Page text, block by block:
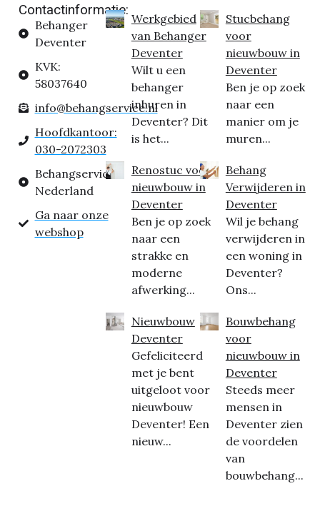
Contactinformatie:
Behanger
Deventer
KVK:
58037640
info@behangservice.nl
Hoofdkantoor:
030-2072303
Behangservice
Nederland
Ga naar onze
webshop
Werkgebied
van Behanger
Deventer
Wilt u een
behanger
inhuren in
Deventer? Dit
is het...
Renostuc voor
nieuwbouw in
Deventer
Ben je op zoek
naar een
strakke en
moderne
afwerking...
Nieuwbouw
Deventer
Gefeliciteerd
met je bent
uitgeloot voor
nieuwbouw
Deventer! Een
nieuw...
Stucbehang
voor
nieuwbouw in
Deventer
Ben je op zoek
naar een
manier om je
muren...
Behang
Verwijderen in
Deventer
Wil je behang
verwijderen in
een woning in
Deventer?
Ons...
Bouwbehang
voor
nieuwbouw in
Deventer
Steeds meer
mensen in
Deventer zien
de voordelen
van
bouwbehang...